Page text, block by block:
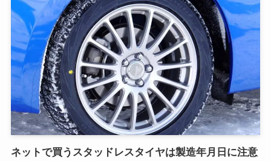
ネットで買うスタッドレスタイヤは製造年月日に注意